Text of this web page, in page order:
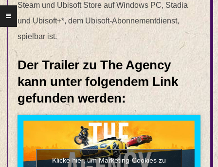
Steam und Ubisoft Store auf Windows PC, Stadia
und Ubisoft+*, dem Ubisoft-Abonnementdienst,
spielbar ist.
Der Trailer zu The Agency
kann unter folgendem Link
gefunden werden:
Klicke hier, um Marketing-Cookies zu